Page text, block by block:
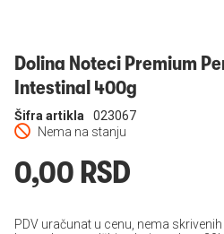
Dolina Noteci Premium
Intestinal 400g
Nema na stanju
Šifra artikla 023067
0,00 RSD
PDV uračunat u cenu, nema